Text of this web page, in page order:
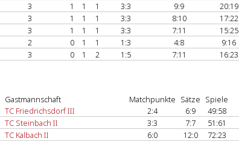
3 1 1 1 3:3 9:9 20:19
3 1 1 1 3:3 8:10 17:22
3 1 1 1 3:3 7:11 15:25
2 0 1 1 1:3 4:8 9:16
3 0 1 2 1:5 7:11 16:23
Gastmannschaft Matchpunkte Sätze Spiele
TC Friedrichsdorf III 2:4 6:9 49:58
TC Steinbach II 3:3 7:7 51:61
TC Kalbach II 6:0 12:0 72:23